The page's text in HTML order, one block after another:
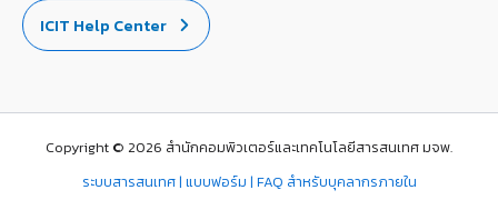
ICIT Help Center
Copyright © 2026 สำนักคอมพิวเตอร์และเทคโนโลยีสารสนเทศ มจพ.
ระบบสารสนเทศ | แบบฟอร์ม | FAQ สำหรับบุคลากรภายใน